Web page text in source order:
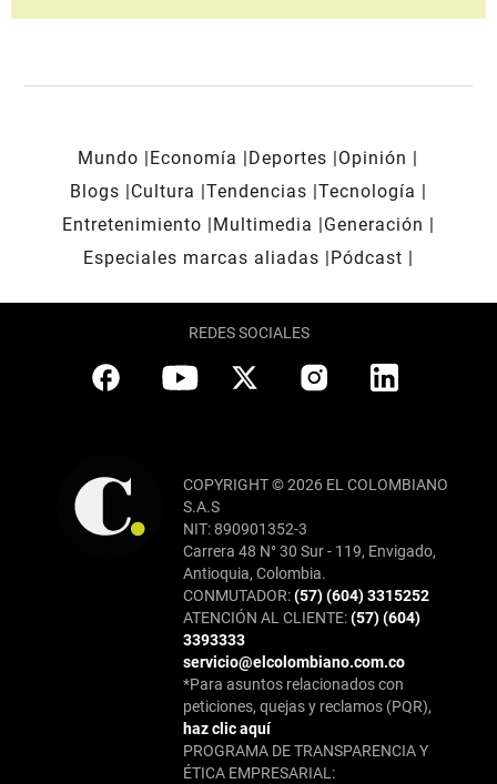
Mundo Economía Deportes
Opinión
Blogs
Cultura Tendencias Tecnología
Entretenimiento
Multimedia
Generación
Especiales marcas aliadas
Pódcast
REDES SOCIALES
COPYRIGHT © 2026 EL COLOMBIANO
S.A.S
NIT: 890901352-3
Carrera 48 N° 30 Sur - 119, Envigado,
Antioquia, Colombia.
CONMUTADOR:(57) (604) 3315252
ATENCIÓN AL CLIENTE:(57) (604)
3393333
servicio@elcolombiano.com.co
*Para asuntos relacionados con
peticiones, quejas y reclamos (PQR),
haz clic aquí
PROGRAMA DE TRANSPARENCIA Y
ÉTICA EMPRESARIAL: